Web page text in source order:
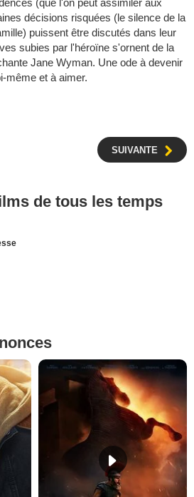
(que l'on peut assimiler aux
décisions risquées (le silence de la
puissent être discutés dans leur
subies par l'héroïne s'ornent de la
Jane Wyman. Une ode à devenir
même et à aimer.
SUIVANTE
de tous les temps